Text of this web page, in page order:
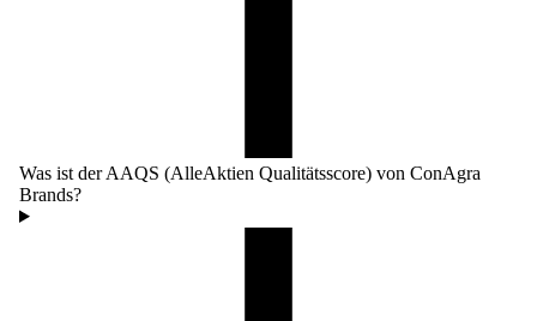
Was ist der AAQS (AlleAktien Qualitätsscore) von ConAgra
Brands?